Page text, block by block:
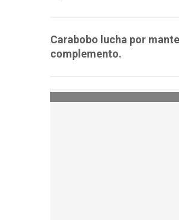
Carabobo lucha por
complemento.